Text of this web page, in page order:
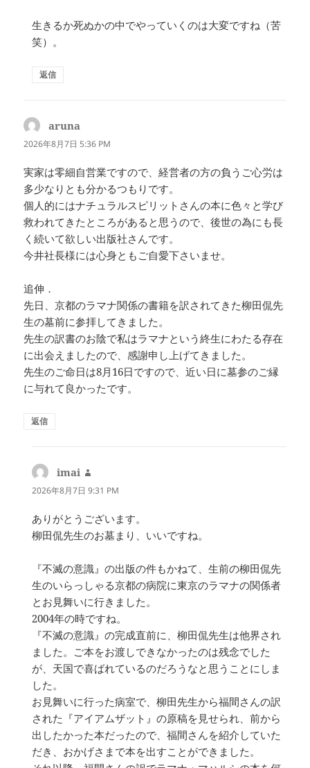
生きるか死ぬかの中でやっていくのは大変ですね（苦
笑）。
返信
aruna
り:
2026年8月7日 5:36 PM
実家は零細自営業ですので、経営者の方の負うご心労は
多少なりとも分かるつもりです。
個人的にはナチュラルスピリットさんの本に色々と学び
救われてきたところがあると思うので、後世の為にも長
く続いて欲しい出版社さんです。
今井社長様には心身ともご自愛下さいませ。
追伸．
先日、京都のラマナ関係の書籍を訳されてきた柳田侃先
生の墓前に参拝してきました。
先生の訳書のお陰で私はラマナという終生にわたる存在
に出会えましたので、感謝申し上げてきました。
先生のご命日は8月16日ですので、近い日に墓参のご縁
に与れて良かったです。
返信
imai
り:
2026年8月7日 9:31 PM
ありがとうございます。
柳田侃先生のお墓まり、いいですね。
『不滅の意識』の出版の件もかねて、生前の柳田侃先
生のいらっしゃる京都の病院に東京のラマナの関係者
とお見舞いに行きました。
2004年の時ですね。
『不滅の意識』の完成直前に、柳田侃先生は他界され
ました。ご本をお渡しできなかったのは残念でした
が、天国で喜ばれているのだろうなと思うことにしま
した。
お見舞いに行った病室で、柳田先生から福間さんの訳
された『アイアムザット』の原稿を見せられ、前から
出したかった本だったので、福間さんを紹介していた
だき、おかげさまで本を出すことができました。